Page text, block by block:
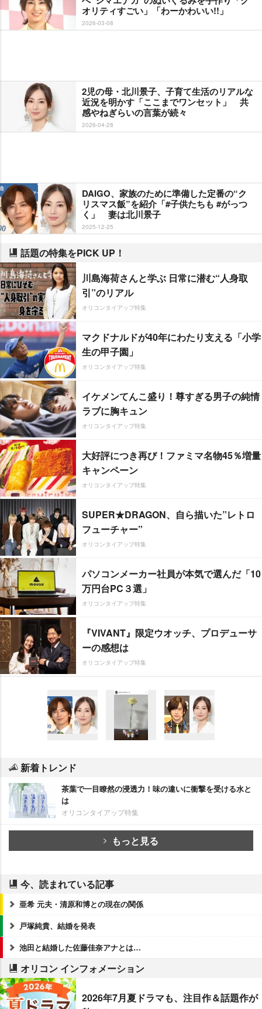
オリティすごい」「わーかわいい!!」
2026-03-08
2児の母・北川景子、子育て生活のリアルな
近況を明かす「ここまでワンセット」 共
感やねぎらいの言葉が続々
2026-04-28
DAIGO、家族のために準備した定番の“ク
リスマス飯”を紹介「#子供たちも #がっつ
く」 妻は北川景子
2025-12-25
話題の特集をPICK UP！
川島海荷さんと学ぶ 日常に潜む“人身取
引”のリアル
オリコンタイアップ特集
マクドナルドが40年にわたり支える「小学
生の甲子園」
オリコンタイアップ特集
イケメンてんこ盛り！尊すぎる男子の純情
ラブに胸キュン
オリコンタイアップ特集
大好評につき再び！ファミマ名物45％増量
キャンペーン
オリコンタイアップ特集
SUPER★DRAGON、自ら描いた”レトロ
フューチャー”
オリコンタイアップ特集
パソコンメーカー社員が本気で選んだ「10
万円台PC３選」
オリコンタイアップ特集
『VIVANT』限定ウオッチ、プロデューサ
ーの感想は
オリコンタイアップ特集
新着トレンド
茶葉で一目瞭然の浸透力！味の違いに衝撃を受ける水と
は
オリコンタイアップ特集
もっと見る
今、読まれている記事
亜希 元夫・清原和博との現在の関係
戸塚純貴、結婚を発表
池田と結婚した佐藤佳奈アナとは…
オリコン インフォメーション
2026年7月夏ドラマも、注目作＆話題作が